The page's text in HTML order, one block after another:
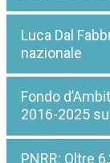
Luca Dal
nazionale
Fondo
2016-2025
PNRR: Oltre